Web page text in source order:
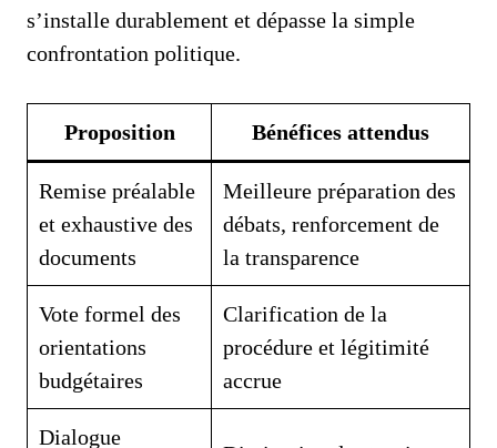
s’installe durablement et dépasse la simple
confrontation politique.
Proposition Bénéfices attendus
Remise préalable
et exhaustive des
documents
Meilleure préparation des
débats, renforcement de
la transparence
Vote formel des
orientations
budgétaires
Clarification de la
procédure et légitimité
accrue
Dialogue